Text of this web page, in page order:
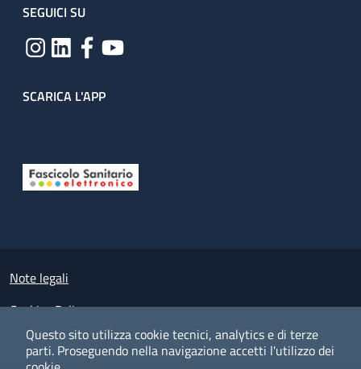
Questo sito utilizza cookie tecnici, analytics e di terze
parti. Proseguendo nella navigazione accetti l'utilizzo dei
SEGUICI SU
SCARICA L'APP
Small prints
Note legali
Cookies Policy
Policy privacy e protezione del dato personale